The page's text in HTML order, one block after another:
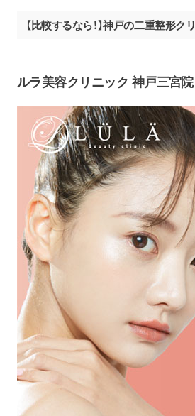
【比較するなら！】神戸の二重整形
埋没法の価格
切開法の価格
保証制度
埋
※プ
おすすめの二重整形の医師
神
・
・
診療時間
スクロールできます
ルラ美容クリニック 神戸三宮院